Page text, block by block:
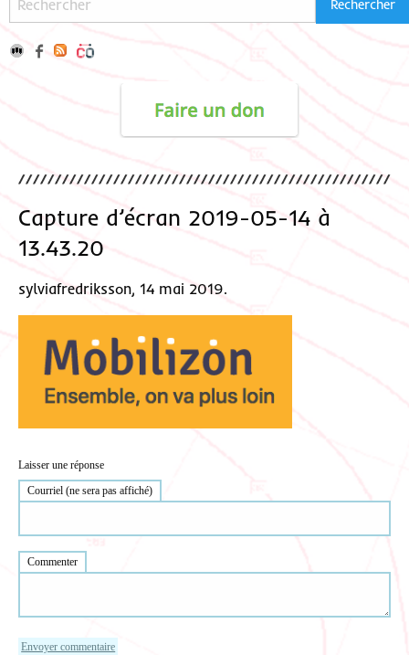
Capture d’écran 2019-05-14 à
13.43.20
sylviafredriksson, 14 mai 2019.
Laisser une réponse
Courriel (ne sera pas affiché)
Commenter